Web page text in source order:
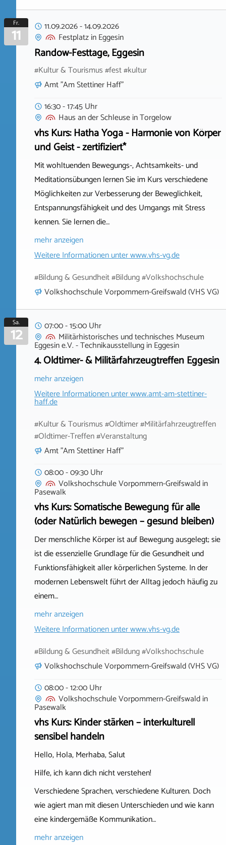
Fr.
11 11.09.2026-14.09.2026
FestplatzinEggesin
Randow-Festtage, Eggesin
#Kultur & Tourismus #fest #kultur
Amt "Am Stettiner Haff"
16:30 - 17:45 Uhr
Haus an der SchleuseinTorgelow
vhs Kurs: Hatha Yoga - Harmonie von Körper
und Geist - zertifiziert*
Mit wohltuenden Bewegungs-, Achtsamkeits- und
Meditationsübungen lernen Sie im Kurs verschiedene
Möglichkeiten zur Verbesserung der Beweglichkeit,
Entspannungsfähigkeit und des Umgangs mit Stress
kennen. Sie lernen die…
mehr anzeigen
Weitere Informationen unterwww.vhs-vg.de
#Bildung & Gesundheit #Bildung #Volkshochschule
Volkshochschule Vorpommern-Greifswald (VHS VG)
Sa.
12
07:00 - 15:00 Uhr
Militärhistorisches und technisches Museum
Eggesin e.V. - TechnikausstellunginEggesin
4. Oldtimer- & Militärfahrzeugtreffen Eggesin
mehr anzeigen
Weitere Informationen unterwww.amt-am-stettiner-
haff.de
#Kultur & Tourismus #Oldtimer #Militärfahrzeugtreffen
#Oldtimer-Treffen #Veranstaltung
Amt "Am Stettiner Haff"
08:00 - 09:30 Uhr
Volkshochschule Vorpommern-Greifswaldin
Pasewalk
vhs Kurs: Somatische Bewegung für alle
(oder Natürlich bewegen – gesund bleiben)
Der menschliche Körper ist auf Bewegung ausgelegt; sie
ist die essenzielle Grundlage für die Gesundheit und
Funktionsfähigkeit aller körperlichen Systeme. In der
modernen Lebenswelt führt der Alltag jedoch häufig zu
einem…
mehr anzeigen
Weitere Informationen unterwww.vhs-vg.de
#Bildung & Gesundheit #Bildung #Volkshochschule
Volkshochschule Vorpommern-Greifswald (VHS VG)
08:00 - 12:00 Uhr
Volkshochschule Vorpommern-Greifswaldin
Pasewalk
vhs Kurs: Kinder stärken – interkulturell
sensibel handeln
Hello, Hola, Merhaba, Salut
Hilfe, ich kann dich nicht verstehen!
Verschiedene Sprachen, verschiedene Kulturen. Doch
wie agiert man mit diesen Unterschieden und wie kann
eine kindergemäße Kommunikation…
mehr anzeigen